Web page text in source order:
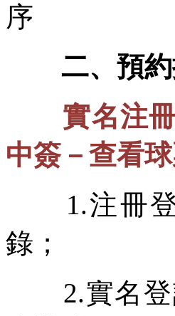
序
二、預
實名注
中簽－查看
1.注冊登
錄；
2.實名登